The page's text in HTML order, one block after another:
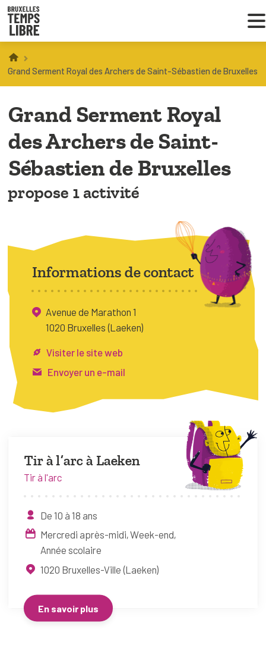
Coordinations ATL
À BRUXELLES
FAQ
Espace pro
Grand Serment Royal des Archers de Saint-Sébastien de Bruxelles
Grand Serment Royal
des Archers de Saint-
Sébastien de Bruxelles
propose 1 activité
Tir à l’arc à Laeken
Tir à l'arc
De 10 à 18 ans
Mercredi après-midi Week-end
Année scolaire
1020 Bruxelles-Ville (Laeken)
En savoir plus
Informations de contact
Avenue de Marathon 1
1020 Bruxelles (Laeken)
Visiter le site web
Envoyer un e-mail